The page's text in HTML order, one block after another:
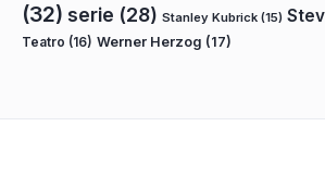
(32) serie (28) Stanley Kubrick (15)
Teatro (16) Werner Herzog (17)